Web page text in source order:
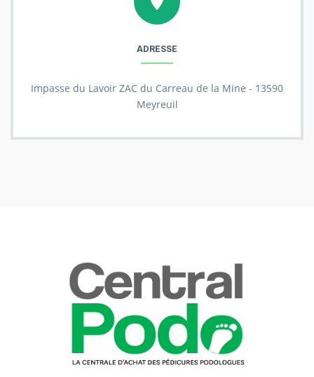
ADRESSE
Impasse du Lavoir ZAC du Carreau de la Mine - 13590
Meyreuil